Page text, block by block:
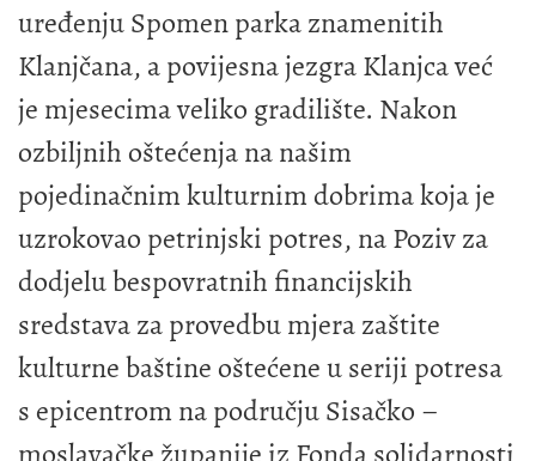
uređenju Spomen parka znamenitih
Klanjčana, a povijesna jezgra Klanjca već
je mjesecima veliko gradilište. Nakon
ozbiljnih oštećenja na našim
pojedinačnim kulturnim dobrima koja je
uzrokovao petrinjski potres, na Poziv za
dodjelu bespovratnih financijskih
sredstava za provedbu mjera zaštite
kulturne baštine oštećene u seriji potresa
s epicentrom na području Sisačko –
moslavačke županije iz Fonda solidarnosti